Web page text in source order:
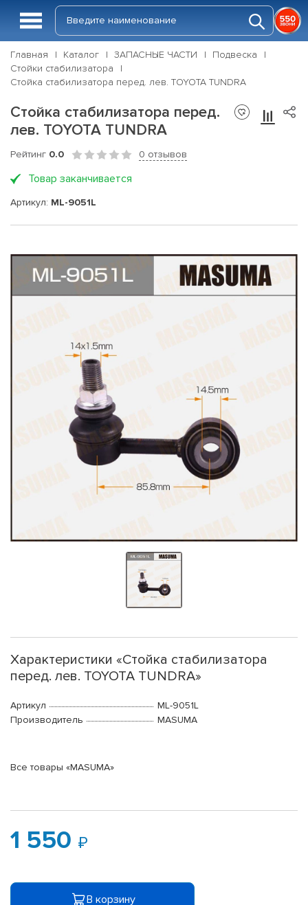
Главная Каталог ЗАПАСНЫЕ ЧАСТИ
Подвеска
Стойки стабилизатора
Стойка стабилизатора перед. лев. TOYOTA TUNDRA
Стойка стабилизатора перед.
лев. TOYOTA TUNDRA
Рейтинг 0.0 0 отзывов
Товар заканчивается
Артикул: ML-9051L
Характеристики «Стойка стабилизатора
перед. лев. TOYOTA TUNDRA»
Артикул
ML-9051L
Производитель
MASUMA
Все товары «MASUMA»
1 550
В корзину